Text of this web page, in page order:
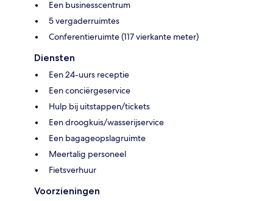
Een businesscentrum
5 vergaderruimtes
Conferentieruimte (117 vierkante meter)
Diensten
Een 24-uurs receptie
Een conciërgeservice
Hulp bij uitstappen/tickets
Een droogkuis/wasserijservice
Een bagageopslagruimte
Meertalig personeel
Fietsverhuur
Voorzieningen